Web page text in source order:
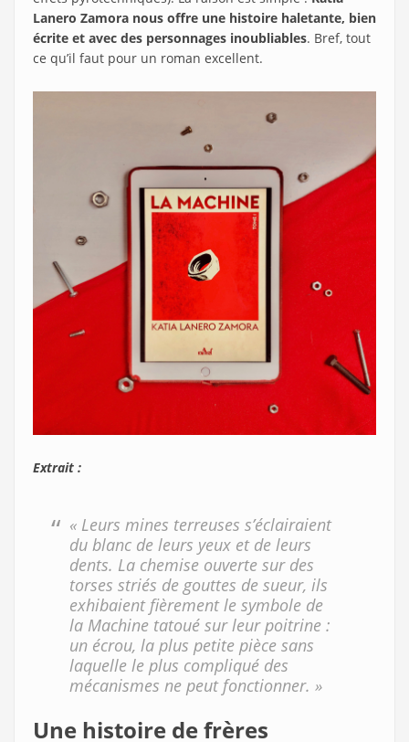
Lanero Zamora nous offre une histoire haletante, bien
écrite et avec des personnages inoubliables. Bref, tout
ce qu’il faut pour un roman excellent.
Extrait :
« Leurs mines terreuses s’éclairaient
du blanc de leurs yeux et de leurs
dents. La chemise ouverte sur des
torses striés de gouttes de sueur, ils
exhibaient fièrement le symbole de
la Machine tatoué sur leur poitrine :
un écrou, la plus petite pièce sans
laquelle le plus compliqué des
mécanismes ne peut fonctionner. »
Une histoire de frères